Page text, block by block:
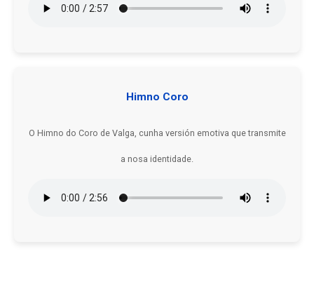
Himno Coro
O Himno do Coro de Valga, cunha versión emotiva que transmite
a nosa identidade.